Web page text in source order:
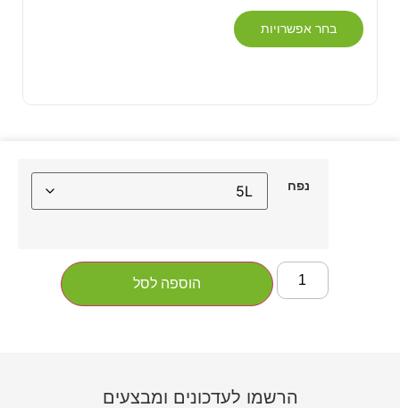
בחר אפשרויות
נפח
הוספה לסל
הרשמו לעדכונים ומבצעים